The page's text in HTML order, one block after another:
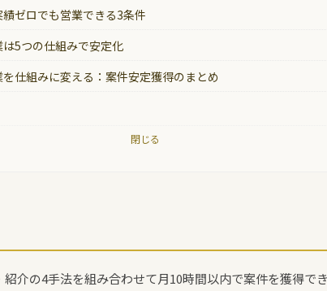
ゼロでも営業できる3条件
5つの仕組みで安定化
仕組みに変える：案件安定獲得のまとめ
閉じる
紹介の4手法を組み合わせて月10時間以内で案件を獲得で